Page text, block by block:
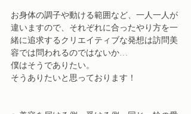
お身体の調子や動ける範囲など、一人一人が
違いますので、それぞれに合ったやり方を一
緒に追求するクリエイティブな発想は訪問美
容では問われるのではないか…
僕はそうでありたい。
そうありたいと思っております！